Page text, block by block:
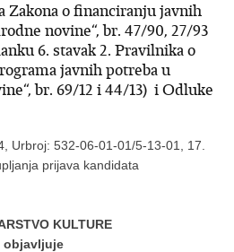
Zakona o financiranju javnih
novine“, br. 47/90, 27/93
6. stavak 2. Pravilnika o
javnih potreba u
br. 69/12 i 44/13) i Odluke
Urbroj: 532-06-01-01/5-13-01, 17.
prijava kandidata
KULTURE
objavljuje